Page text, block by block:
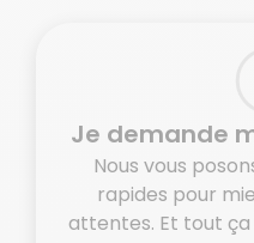
Je demande
Nous vous
rapides pour
attentes. Et tout ça